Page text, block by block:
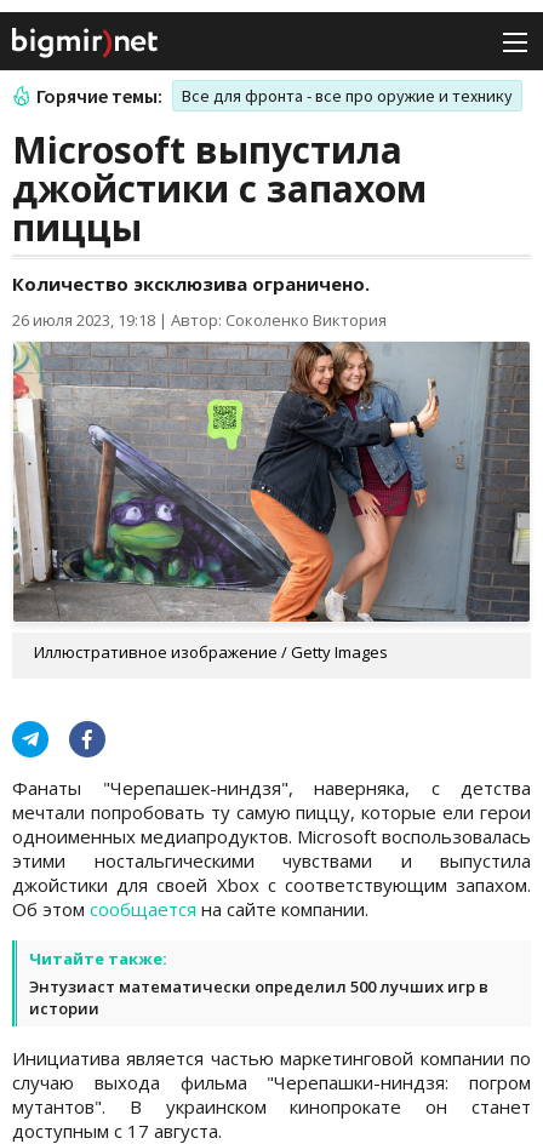
Горячие темы: Все для фронта - все про оружие и технику
Microsoft выпустила
джойстики с запахом
пиццы
Количество эксклюзива ограничено.
26 июля 2023, 19:18 | Автор: Соколенко Виктория
Иллюстративное изображение / Getty Images
Фанаты "Черепашек-ниндзя", наверняка, с детства
мечтали попробовать ту самую пиццу, которые ели герои
одноименных медиапродуктов. Microsoft воспользовалась
этими ностальгическими чувствами и выпустила
джойстики для своей Xbox с соответствующим запахом.
Об этом сообщается на сайте компании.
Читайте также:
Энтузиаст математически определил 500 лучших игр в
истории
Инициатива является частью маркетинговой компании по
случаю выхода фильма "Черепашки-ниндзя: погром
мутантов". В украинском кинопрокате он станет
доступным с 17 августа.